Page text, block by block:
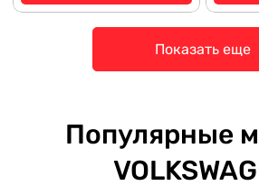
Показать еще
Популярные